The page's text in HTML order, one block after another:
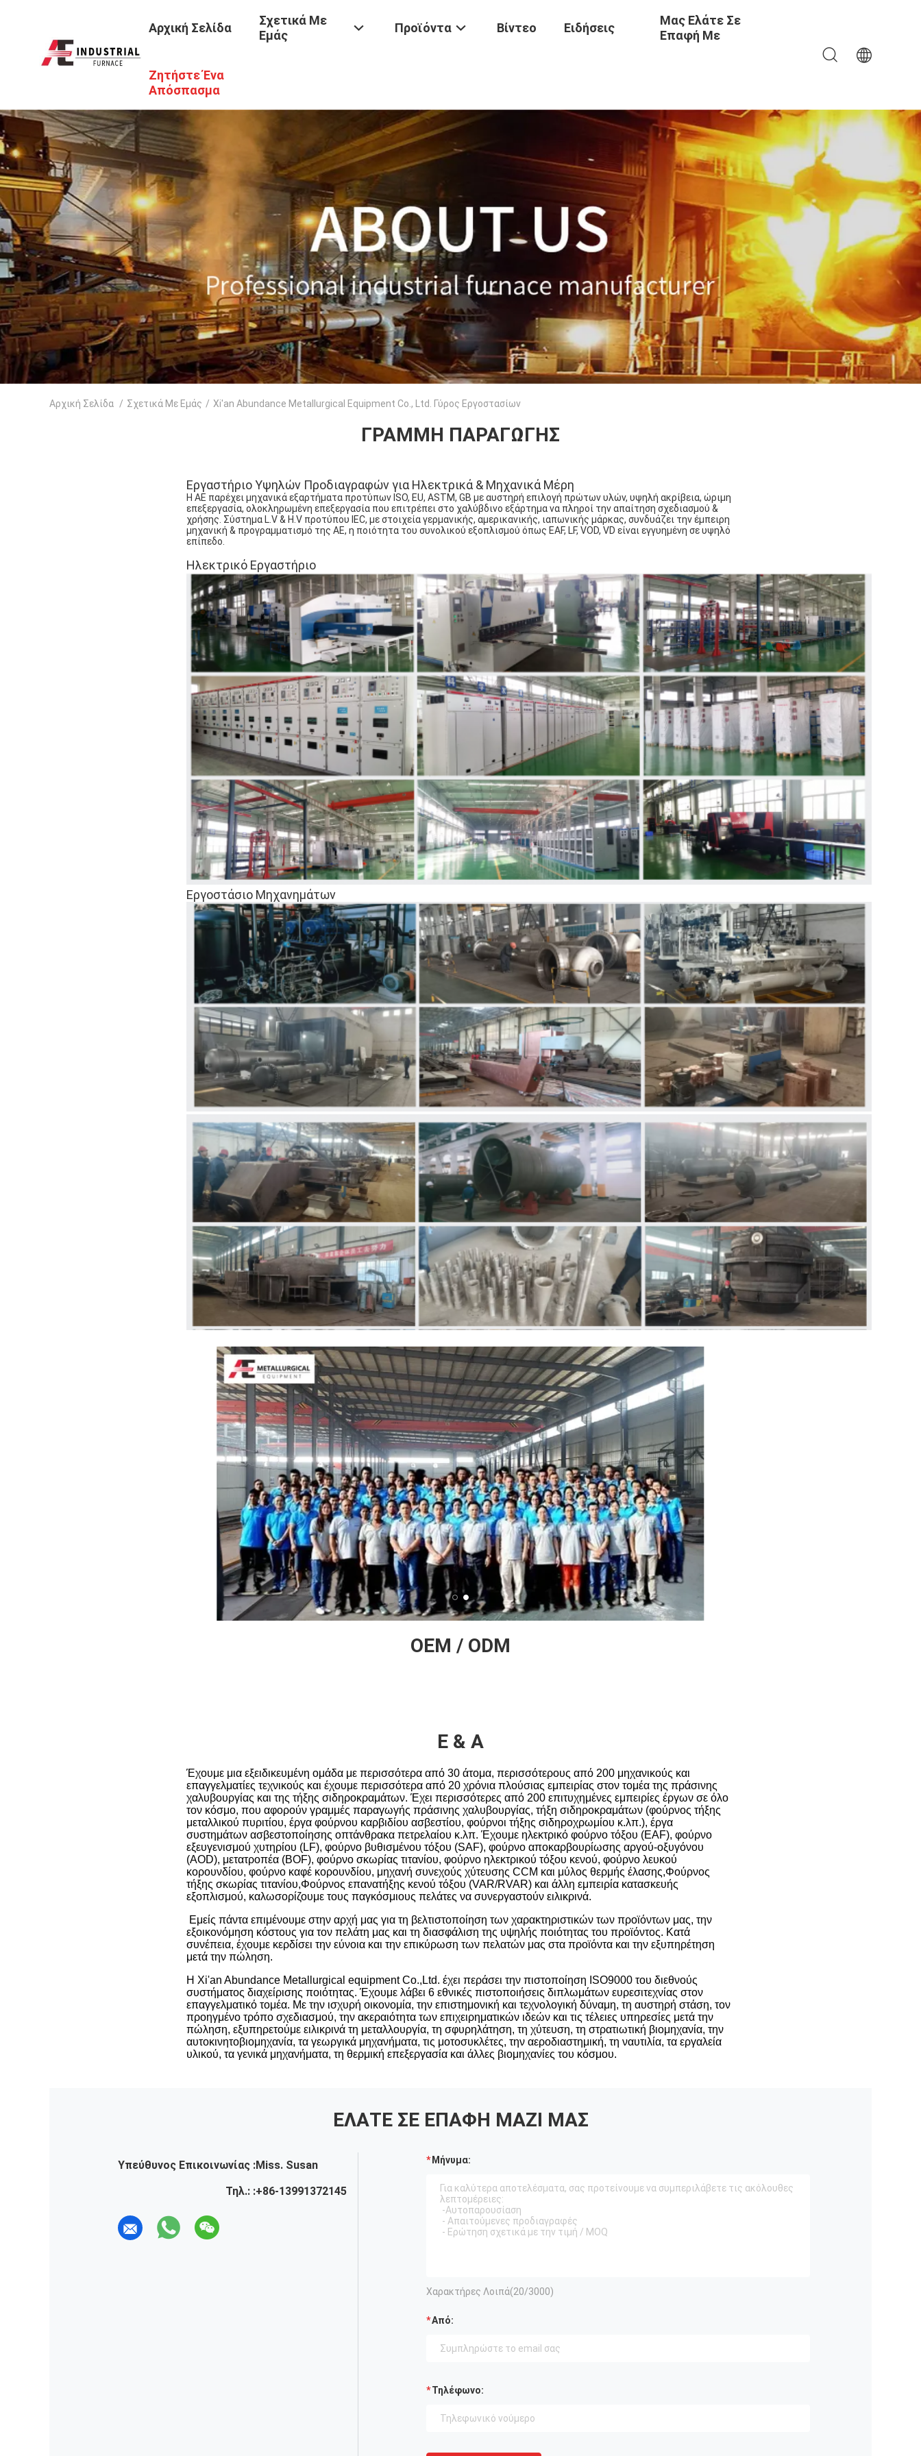
Αρχική Σελίδα
Σχετικά Με
Εμάς
Προϊόντα Βίντεο Ειδήσεις
Μας Ελάτε Σε
Επαφή Με
Ζητήστε Ένα
Απόσπασμα
Αρχική Σελίδα / Σχετικά Με Εμάς / Xi'an Abundance Metallurgical Equipment Co., Ltd. Γύρος Εργοστασίων
ΓΡΑΜΜΉ ΠΑΡΑΓΩΓΉΣ
Εργαστήριο Υψηλών Προδιαγραφών για Ηλεκτρικά & Μηχανικά Μέρη
Η AE παρέχει μηχανικά εξαρτήματα προτύπων ISO, EU, ASTM, GB με αυστηρή επιλογή πρώτων υλών, υψηλή ακρίβεια, ώριμη
επεξεργασία, ολοκληρωμένη επεξεργασία που επιτρέπει στο χαλύβδινο εξάρτημα να πληροί την απαίτηση σχεδιασμού &
χρήσης. Σύστημα L.V & H.V προτύπου IEC, με στοιχεία γερμανικής, αμερικανικής, ιαπωνικής μάρκας, συνδυάζει την έμπειρη
μηχανική & προγραμματισμό της AE, η ποιότητα του συνολικού εξοπλισμού όπως EAF, LF, VOD, VD είναι εγγυημένη σε υψηλό
επίπεδο.
Ηλεκτρικό Εργαστήριο
Εργοστάσιο Μηχανημάτων
OEM / ODM
Ε & Α
Έχουμε μια εξειδικευμένη ομάδα με περισσότερα από 30 άτομα, περισσότερους από 200 μηχανικούς και
επαγγελματίες τεχνικούς και έχουμε περισσότερα από 20 χρόνια πλούσιας εμπειρίας στον τομέα της πράσινης
χαλυβουργίας και της τήξης σιδηροκραμάτων. Έχει περισσότερες από 200 επιτυχημένες εμπειρίες έργων σε όλο
τον κόσμο, που αφορούν γραμμές παραγωγής πράσινης χαλυβουργίας, τήξη σιδηροκραμάτων (φούρνος τήξης
μεταλλικού πυριτίου, έργα φούρνου καρβιδίου ασβεστίου, φούρνοι τήξης σιδηροχρωμίου κ.λπ.), έργα
συστημάτων ασβεστοποίησης οπτάνθρακα πετρελαίου κ.λπ. Έχουμε ηλεκτρικό φούρνο τόξου (EAF), φούρνο
εξευγενισμού χυτηρίου (LF), φούρνο βυθισμένου τόξου (SAF), φούρνο αποκαρβουρίωσης αργού-οξυγόνου
(AOD), μετατροπέα (BOF), φούρνο σκωρίας τιτανίου, φούρνο ηλεκτρικού τόξου κενού, φούρνο λευκού
κορουνδίου, φούρνο καφέ κορουνδίου, μηχανή συνεχούς χύτευσης CCM και μύλος θερμής έλασης,Φούρνος
τήξης σκωρίας τιτανίου,Φούρνος επανατήξης κενού τόξου (VAR/RVAR) και άλλη εμπειρία κατασκευής
εξοπλισμού, καλωσορίζουμε τους παγκόσμιους πελάτες να συνεργαστούν ειλικρινά.
Εμείς πάντα επιμένουμε στην αρχή μας για τη βελτιστοποίηση των χαρακτηριστικών των προϊόντων μας, την
εξοικονόμηση κόστους για τον πελάτη μας και τη διασφάλιση της υψηλής ποιότητας του προϊόντος. Κατά
συνέπεια, έχουμε κερδίσει την εύνοια και την επικύρωση των πελατών μας στα προϊόντα και την εξυπηρέτηση
μετά την πώληση.
Η Xi'an Abundance Metallurgical equipment Co.,Ltd. έχει περάσει την πιστοποίηση ISO9000 του διεθνούς
συστήματος διαχείρισης ποιότητας. Έχουμε λάβει 6 εθνικές πιστοποιήσεις διπλωμάτων ευρεσιτεχνίας στον
επαγγελματικό τομέα. Με την ισχυρή οικονομία, την επιστημονική και τεχνολογική δύναμη, τη αυστηρή στάση, τον
προηγμένο τρόπο σχεδιασμού, την ακεραιότητα των επιχειρηματικών ιδεών και τις τέλειες υπηρεσίες μετά την
πώληση, εξυπηρετούμε ειλικρινά τη μεταλλουργία, τη σφυρηλάτηση, τη χύτευση, τη στρατιωτική βιομηχανία, την
αυτοκινητοβιομηχανία, τα γεωργικά μηχανήματα, τις μοτοσυκλέτες, την αεροδιαστημική, τη ναυτιλία, τα εργαλεία
υλικού, τα γενικά μηχανήματα, τη θερμική επεξεργασία και άλλες βιομηχανίες του κόσμου.
ΕΛΆΤΕ ΣΕ ΕΠΑΦΉ ΜΑΖΊ ΜΑΣ
Υπεύθυνος Επικοινωνίας :Miss. Susan
Τηλ.: :+86-13991372145
Μήνυμα:
Χαρακτήρες Λοιπά(20/3000)
Από:
Τηλέφωνο: